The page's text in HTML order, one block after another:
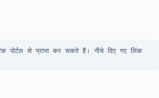
पोर्टल से प्राप्त कर सकते हैं। नीचे दिए गए लिंक